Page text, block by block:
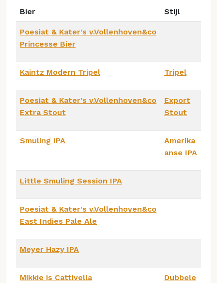
Bier Stijl
Poesiat & Kater's v.Vollenhoven&co
Princesse Bier
Kaintz Modern Tripel Tripel
Poesiat & Kater's v.Vollenhoven&co
Extra Stout
Export
Stout
Smuling IPA
Amerika
anse IPA
Little Smuling Session IPA
Poesiat & Kater's v.Vollenhoven&co
East Indies Pale Ale
Meyer Hazy IPA
Mikkie is Cattivella
Dubbele